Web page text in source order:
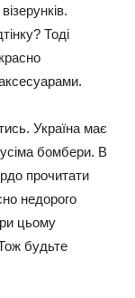
Тоді
Україна має
бомбери. В
прочитати
недорого
цьому
будьте